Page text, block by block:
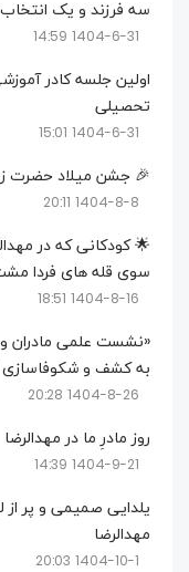
سه فرزند و یک
1404-6-31 14:59
اولین جلسه کادر
تحصیلی
1404-6-31 15:01
🎉 جشن میلاد حضرت
1404-8-8 20:11
🌟 کودکانی که در
سوی قله های فردا
1404-8-16 18:51
«نشست علمی مادران و
به کشف و شکوفاسازی
1404-8-26 20:28
روز مادرِ ما در مهدالرضا
1404-9-21 14:39
یلدایی صمیمی و پر
مهدالرضا
1404-10-1 20:03